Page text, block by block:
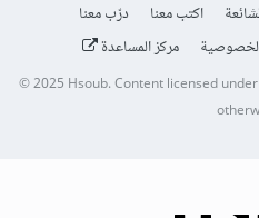
اكتب معنا
درّب معنا
مركز المساعدة
© 2025Hsoub.Content licensed